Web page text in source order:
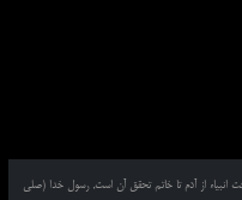
از آدم تا خاتم تحقق آن است, رسول خدا (صلی